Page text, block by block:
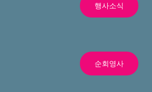
행사소식
순회영사